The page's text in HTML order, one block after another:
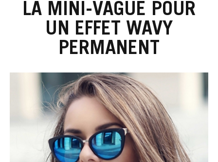
LA MINI-VAGUE POUR
UN EFFET WAVY
PERMANENT